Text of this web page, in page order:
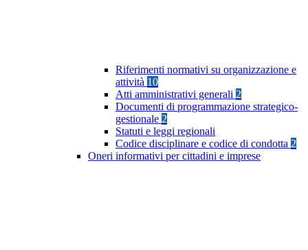
Riferimenti normativi su organizzazione e
attività 10
Atti amministrativi generali 2
Documenti di programmazione strategico-
gestionale 2
Statuti e leggi regionali
Codice disciplinare e codice di condotta 2
Oneri informativi per cittadini e imprese